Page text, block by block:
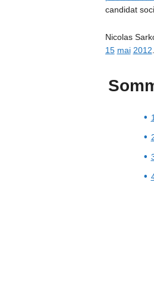
candidat
Nicolas
15 mai 2012